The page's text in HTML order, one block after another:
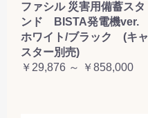
ファシル 災害用備蓄スタ
ンド BISTA発電機ver.
ホワイト/ブラック (キャ
スター別売)
￥29,876 ～ ￥858,000